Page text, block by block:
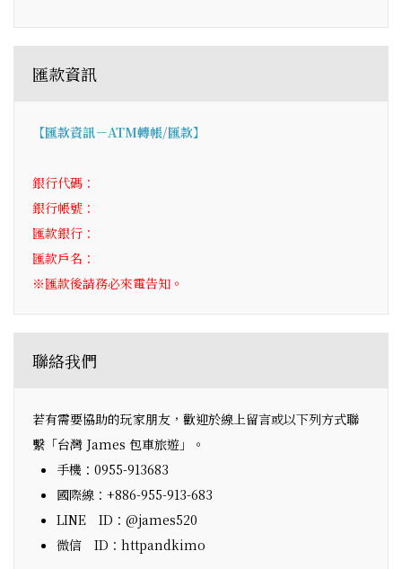
匯款資訊
【匯款資訊－ATM轉帳/匯款】
銀行代碼：
銀行帳號：
匯款銀行：
匯款戶名：
※匯款後請務必來電告知。
聯絡我們
若有需要協助的玩家朋友，歡迎於線上留言或以下列方式聯
繫「台灣 James 包車旅遊」。
手機：0955-913683
國際線：+886-955-913-683
LINE ID：@james520
微信 ID：httpandkimo